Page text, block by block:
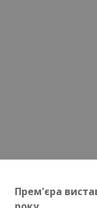
Прем'єра